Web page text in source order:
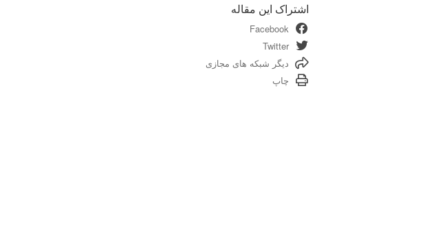
اشتراک این مقاله
Facebook
Twitter
دیگر شبکه های مجازی
چاپ